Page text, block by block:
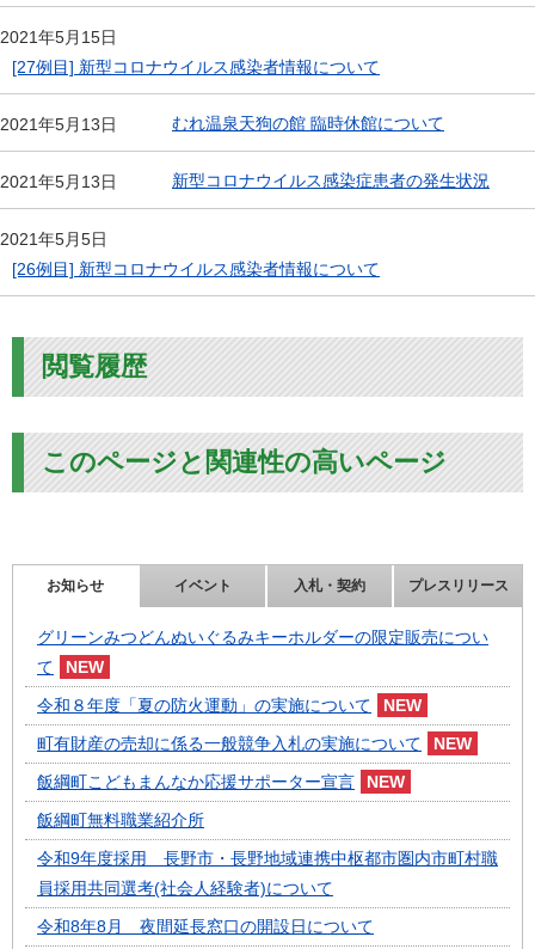
2021年5月15日
[27例目] 新型コロナウイルス感染者情報について
2021年5月13日 むれ温泉天狗の館 臨時休館について
2021年5月13日 新型コロナウイルス感染症患者の発生状況
2021年5月5日
[26例目] 新型コロナウイルス感染者情報について
閲覧履歴
このページと関連性の高いページ
お知らせ イベント 入札・契約 プレスリリース
グリーンみつどんぬいぐるみキーホルダーの限定販売につい
て
令和８年度「夏の防火運動」の実施について
町有財産の売却に係る一般競争入札の実施について
飯綱町こどもまんなか応援サポーター宣言
飯綱町無料職業紹介所
令和9年度採用 長野市・長野地域連携中枢都市圏内市町村職
員採用共同選考(社会人経験者)について
令和8年8月 夜間延長窓口の開設日について